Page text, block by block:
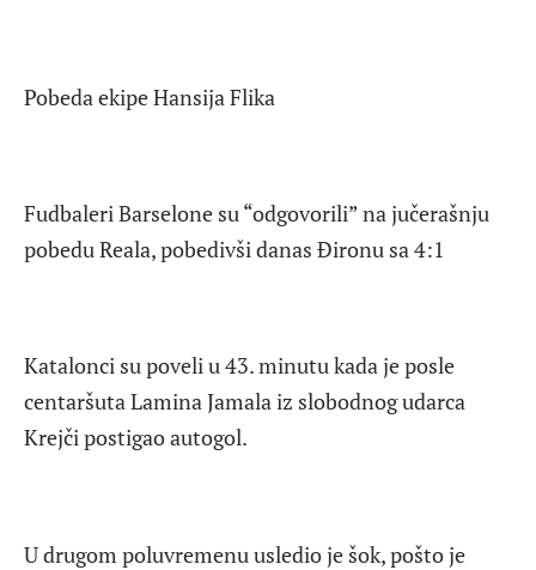
Pobeda ekipe Hansija Flika
Fudbaleri Barselone su “odgovorili” na jučerašnju
pobedu Reala, pobedivši danas Đironu sa 4:1
Katalonci su poveli u 43. minutu kada je posle
centaršuta Lamina Jamala iz slobodnog udarca
Krejči postigao autogol.
U drugom poluvremenu usledio je šok, pošto je